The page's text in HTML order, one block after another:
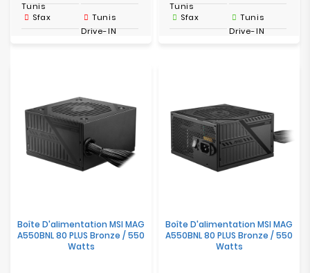
Tunis
Sfax
Tunis
Drive-IN
Tunis
Sfax
Tunis
Drive-IN
Boîte D'alimentation MSI MAG
A550BNL 80 PLUS Bronze / 550
Watts
Boîte D'alimentation MSI MAG
A550BNL 80 PLUS Bronze / 550
Watts